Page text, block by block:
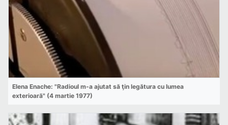
Elena Enache: "Radioul m-a ajutat să ţin legătura cu lumea
exterioară" (4 martie 1977)